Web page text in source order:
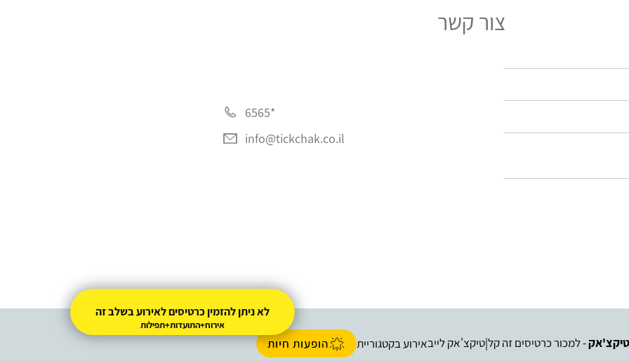
צור קשר
*6565
info@tickchak.co.il
טיקצ'אק- למכור כרטיסים זה קל|טיקצ'אק לייבאירוע בקטגוריית הופעות חיות
לא ניתן להזמין כרטיסים לאירוע בשלב זה